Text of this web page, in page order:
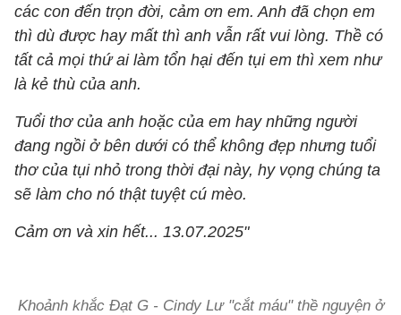
các con đến trọn đời, cảm ơn em. Anh đã chọn em
thì dù được hay mất thì anh vẫn rất vui lòng. Thề có
tất cả mọi thứ ai làm tổn hại đến tụi em thì xem như
là kẻ thù của anh.
Tuổi thơ của anh hoặc của em hay những người
đang ngồi ở bên dưới có thể không đẹp nhưng tuổi
thơ của tụi nhỏ trong thời đại này, hy vọng chúng ta
sẽ làm cho nó thật tuyệt cú mèo.
Cảm ơn và xin hết... 13.07.2025"
Khoảnh khắc Đạt G - Cindy Lư "cắt máu" thề nguyện ở